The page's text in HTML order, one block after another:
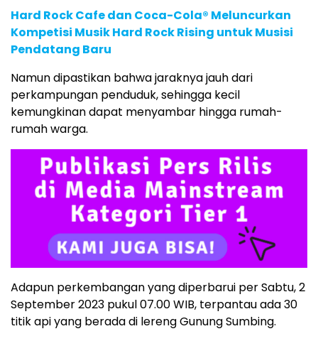
Hard Rock Cafe dan Coca-Cola® Meluncurkan
Kompetisi Musik Hard Rock Rising untuk Musisi
Pendatang Baru
Namun dipastikan bahwa jaraknya jauh dari
perkampungan penduduk, sehingga kecil
kemungkinan dapat menyambar hingga rumah-
rumah warga.
Adapun perkembangan yang diperbarui per Sabtu, 2
September 2023 pukul 07.00 WIB, terpantau ada 30
titik api yang berada di lereng Gunung Sumbing.